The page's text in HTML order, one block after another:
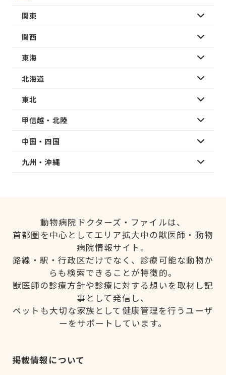
関東
関西
東海
北海道
東北
甲信越・北陸
中国・四国
九州・沖縄
動物病院ドクターズ・ファイルは、
首都圏を中心としてエリア拡大中の獣医師・動物
病院情報サイト。
路線・駅・行政区だけでなく、診療可能な動物か
らも検索できることが特徴的。
獣医師の診療方針や診療に対する想いを取材し記
事として発信し、
ペットも大切な家族として健康管理を行うユーザ
ーをサポートしています。
掲載情報について